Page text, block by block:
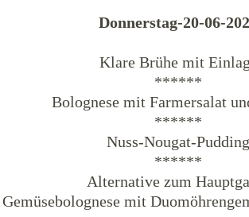
Donnerstag-20-06-
Klare Brühe mit
******
Bolognese mit Farmersalat
******
Nuss-Nougat-Pudding
******
Alternative zum
Gemüsebolognese mit